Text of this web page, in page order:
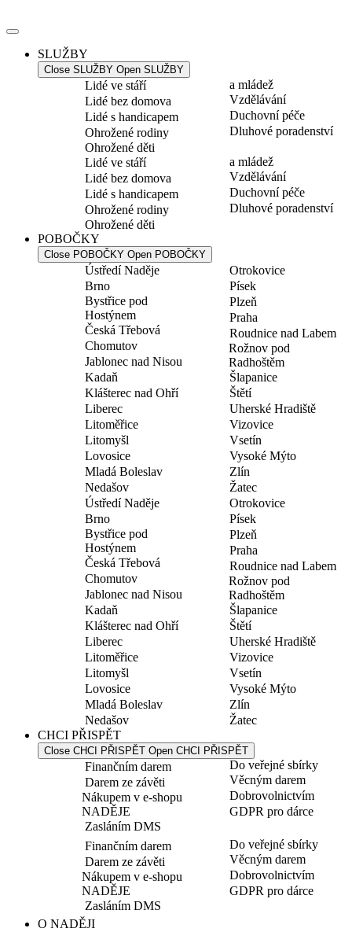
k
SLUŽBY
Close SLUŽBY Open SLUŽBY
Lidé ve stáří
Lidé bez domova
Lidé s handicapem
Ohrožené rodiny
Ohrožené děti
a mládež
Vzdělávání
Duchovní péče
Dluhové poradenství
Lidé ve stáří
Lidé bez domova
Lidé s handicapem
Ohrožené rodiny
Ohrožené děti
a mládež
Vzdělávání
Duchovní péče
Dluhové poradenství
POBOČKY
Close POBOČKY Open POBOČKY
Ústředí Naděje
Brno
Bystřice pod
Hostýnem
Česká Třebová
Chomutov
Jablonec nad Nisou
Kadaň
Klášterec nad Ohří
Liberec
Litoměřice
Litomyšl
Lovosice
Mladá Boleslav
Nedašov
Otrokovice
Písek
Plzeň
Praha
Roudnice nad Labem
Rožnov pod
Radhoštěm
Šlapanice
Štětí
Uherské Hradiště
Vizovice
Vsetín
Vysoké Mýto
Zlín
Žatec
Ústředí Naděje
Brno
Bystřice pod
Hostýnem
Česká Třebová
Chomutov
Jablonec nad Nisou
Kadaň
Klášterec nad Ohří
Liberec
Litoměřice
Litomyšl
Lovosice
Mladá Boleslav
Nedašov
Otrokovice
Písek
Plzeň
Praha
Roudnice nad Labem
Rožnov pod
Radhoštěm
Šlapanice
Štětí
Uherské Hradiště
Vizovice
Vsetín
Vysoké Mýto
Zlín
Žatec
CHCI PŘISPĚT
Close CHCI PŘISPĚT Open CHCI PŘISPĚT
Finančním darem
Darem ze závěti
Nákupem v e-shopu
NADĚJE
Zasláním DMS
Do veřejné sbírky
Věcným darem
Dobrovolnictvím
GDPR pro dárce
Finančním darem
Darem ze závěti
Nákupem v e-shopu
NADĚJE
Zasláním DMS
Do veřejné sbírky
Věcným darem
Dobrovolnictvím
GDPR pro dárce
O NADĚJI